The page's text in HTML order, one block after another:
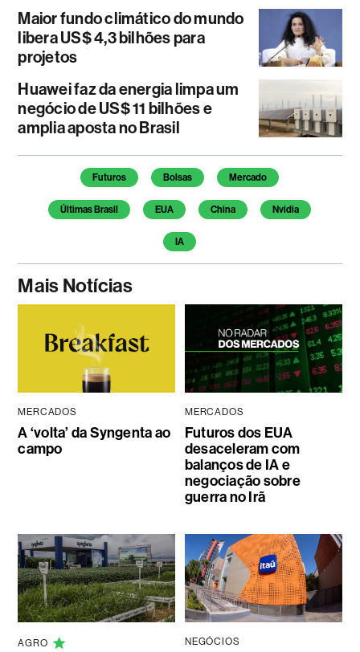
Maior fundo climático do mundo
libera US$ 4,3 bilhões para
projetos
Huawei faz da energia limpa um
negócio de US$ 11 bilhões e
amplia aposta no Brasil
Temas deste artigo
Futuros Bolsas Mercado
Últimas Brasil EUA China Nvidia
IA
Mais Notícias
MERCADOS
A ‘volta’ da Syngenta ao
campo
MERCADOS
Futuros dos EUA
desaceleram com
balanços de IA e
negociação sobre
guerra no Irã
AGRO NEGÓCIOS